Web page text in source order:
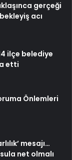
gerçeği
acı
ilçe belediye
etti
Önlemleri
mesajı…
net olmalı